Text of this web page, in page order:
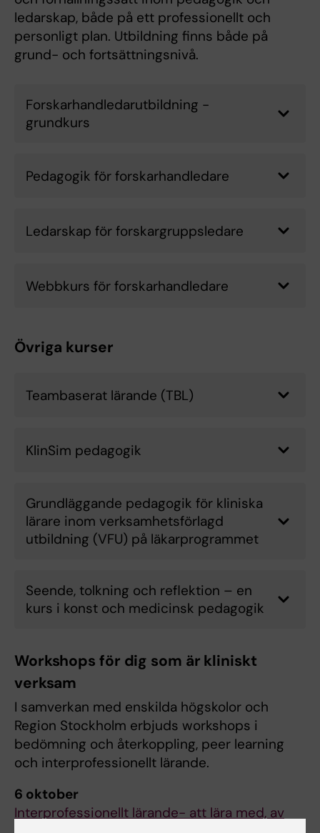
ledarskap, både på ett professionellt och
personligt plan. Utbildning finns både på
grund- och fortsättningsnivå.
Forskarhandledarutbildning -
grundkurs
Pedagogik för forskarhandledare
Ledarskap för forskargruppsledare
Webbkurs för forskarhandledare
Övriga kurser
Teambaserat lärande (TBL)
KlinSim pedagogik
Grundläggande pedagogik för kliniska
lärare inom verksamhetsförlagd
utbildning (VFU) på läkarprogrammet
Seende, tolkning och reflektion – en
kurs i konst och medicinsk pedagogik
Workshops för dig som är kliniskt
verksam
I samverkan med enskilda högskolor och
Region Stockholm erbjuds workshops i
bedömning och återkoppling, peer learning
och interprofessionellt lärande.
6 oktober
Interprofessionellt lärande- att lära med, av